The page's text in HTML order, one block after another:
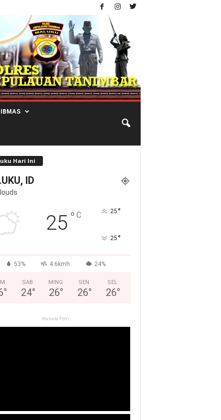
Hari Ini
ID
25 ° C 25 °
25 °
53% 4.6kmh 24%
°
SAB
24°
MING
26°
SEN
26°
SEL
26°
Website Polri